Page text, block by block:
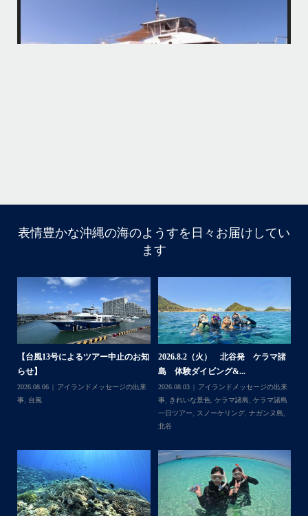
パーフェクトな海でバナナボートに船上BBQ、シュノーケリングとお楽
しみ頂いております
・
・
何ヶ月も前からやり取りさせて頂き温めていたご予約でしたので、お天
はいさい
アイランドメッセージです
最近は、連日クルーザーチャーターのご利用が続いていて
梅雨明け後のパーフェクトな海でバナナボートに船上
BBQ、シュノーケリングとお楽しみ頂いております
・
・
何ヶ月も前からやり取りさせて頂き温めていたご予約でし
たので、お天気とコンディションに恵まれて、皆さん大満
足な一日を過ごして頂けて本当によかったです
また来年も社員旅行で沖縄へいらっしゃる際は是非ご利用
くださいね！！
表情豊かな沖縄の海のようすを日々お届けしてい
ます
【台風13号によるツアー中止のお知
らせ】
2026.08.06
アイランドメッセージの出来
事, 台風
2026.8.2（火） 北谷発 ケラマ諸
島 体験ダイビング&...
2026.08.03
アイランドメッセージの出来
事, きれいな景色 ケラマ諸島
ケラマ諸島
一日ツアー
スノーケリング, ナガンヌ島
北谷